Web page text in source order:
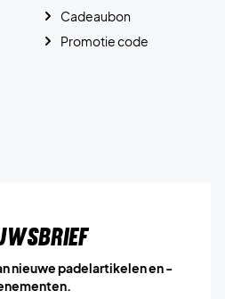
Cadeaubon
Promotie code
nieuwe padelartikelen en -